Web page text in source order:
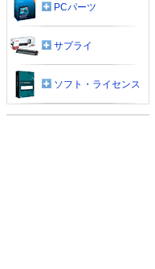
PCパーツ
サプライ
ソフト・ライセンス